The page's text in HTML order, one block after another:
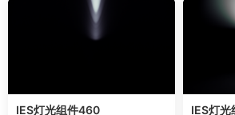
IES灯光组件460 IES灯